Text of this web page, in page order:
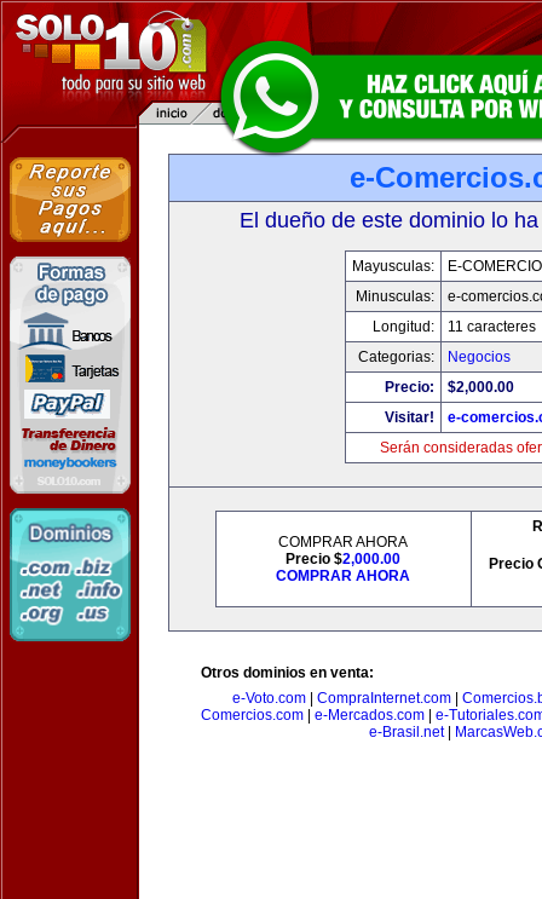
e-
El dueño de este dominio lo
Mayusculas:
E-
Minusculas:
e-
Longitud:
11 caracteres
Categorias:
Negocios
Precio:
$2,000.00
Visitar!
e-
Serán consideradas
COMPRAR AHORA
Precio $2,000.00
COMPRAR AHORA
Precio
Otros dominios en venta:
e-Voto.com
CompraInternet.com
Comercios.com
e-Mercados.com
e-
e-Brasil.net|